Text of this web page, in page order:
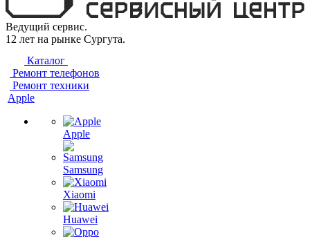
Ведущий сервис.
12 лет на рынке Сургута.
Каталог
Ремонт телефонов
Ремонт техники
Apple
Apple
Samsung
Xiaomi
Huawei